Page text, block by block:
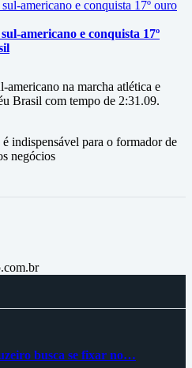
americano e conquista 17º
na marcha atlética e
Brasil com tempo de 2:31.09.
para o formador de
negócios
busca se fixar no…